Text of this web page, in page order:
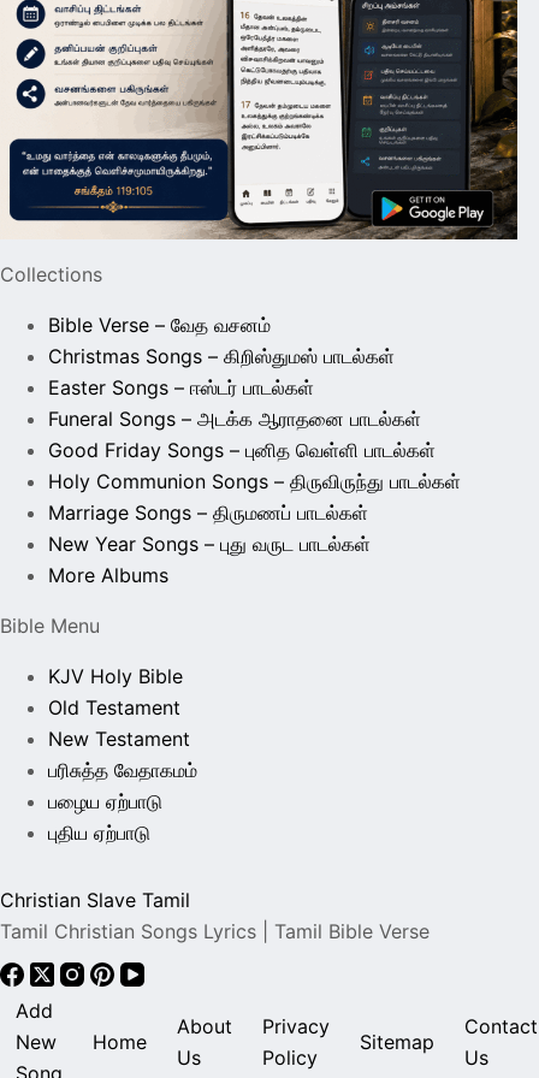
Collections
Bible Verse – வேத வசனம்
Christmas Songs – கிறிஸ்துமஸ் பாடல்கள்
Easter Songs – ஈஸ்டர் பாடல்கள்
Funeral Songs – அடக்க ஆராதனை பாடல்கள்
Good Friday Songs – புனித வெள்ளி பாடல்கள்
Holy Communion Songs – திருவிருந்து பாடல்கள்
Marriage Songs – திருமணப் பாடல்கள்
New Year Songs – புது வருட பாடல்கள்
More Albums
Bible Menu
KJV Holy Bible
Old Testament
New Testament
பரிசுத்த வேதாகமம்
பழைய ஏற்பாடு
புதிய ஏற்பாடு
Christian Slave Tamil
Tamil Christian Songs Lyrics | Tamil Bible Verse
Add
New
Song
Home
About
Us
Privacy
Policy
Sitemap
Contact
Us